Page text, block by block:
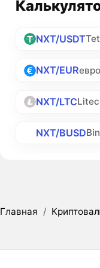
NXT/USDT
NXT/EURевро
NXT/LTC
NXT/BUSD
Главная /